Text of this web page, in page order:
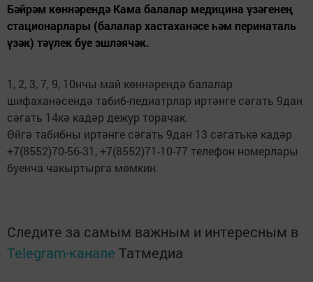
Бәйрәм көннәрендә Кама балалар медицина үзәгенең
стационарлары (балалар хастаханәсе һәм перинаталь
үзәк) тәүлек буе эшләячәк.
1, 2, 3, 7, 9, 10нчы май көннәрендә балалар
шифаханәсендә табиб-педиатрлар иртәнге сәгать 9дан
сәгать 14кә кадәр дежур торачак.
Өйгә табибны иртәнге сәгать 9дан 13 сәгатькә кадәр
+7(8552)70-56-31, +7(8552)71-10-77 телефон номерлары
буенча чакыртырга мөмкин.
Следите за самым важным и интересным в
Telegram-канале Татмедиа